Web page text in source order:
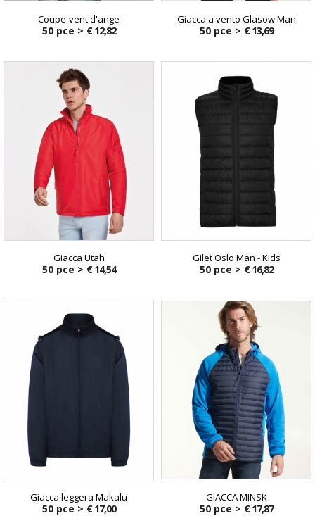
Coupe-vent d'ange
50 pce > € 12,82
Giacca a vento Glasow Man
50 pce > € 13,69
Giacca Utah
50 pce > € 14,54
Gilet Oslo Man - Kids
50 pce > € 16,82
Giacca leggera Makalu
50 pce > € 17,00
GIACCA MINSK
50 pce > € 17,87